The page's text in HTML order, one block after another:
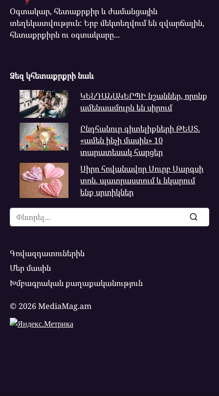
Օգտակար, հետաքրքիր և ժամանցային
տեղեկատվություն: Երբ մեկտեղվում են զվարճալին,
հետաքրքիրն ու օգտակարը...
Ձեզ կհետաքրքրի նաև
ԿԵՆԴԱՆԱԿԵՐՊԻ նշաններ, որոնք
ամենաամուրն են սիրում
Ընդհանուր գիտելիքների ԹԵՍՏ.
«ամեն ինչի մասին» 10
տարատեսակ հարցեր
Սիրո հովանավոր Սուրբ Սարգսի
տոն. պատրաստում և նկարում
ենք սրտիկներ
Search
for:
Գովազդատուներին
Մեր մասին
Խմբագրական քաղաքականություն
© 2026 MediaMag.am